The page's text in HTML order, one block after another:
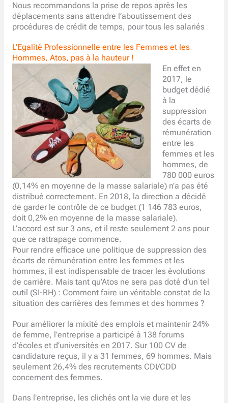
Nous recommandons la prise de repos après les
déplacements sans attendre l’aboutissement des
procédures de crédit de temps, pour tous les salariés
L’Egalité Professionnelle entre les Femmes et les
Hommes, Atos, pas à la hauteur !
En effet en
2017, le
budget dédié
à la
suppression
des écarts de
rémunération
entre les
femmes et les
hommes, de
780 000 euros
(0,14% en moyenne de la masse salariale) n’a pas été
distribué correctement. En 2018, la direction a décidé
de garder le contrôle de ce budget (1 146 783 euros,
doit 0,2% en moyenne de la masse salariale).
L’accord est sur 3 ans, et il reste seulement 2 ans pour
que ce rattrapage commence.
Pour rendre efficace une politique de suppression des
écarts de rémunération entre les femmes et les
hommes, il est indispensable de tracer les évolutions
de carrière. Mais tant qu’Atos ne sera pas doté d’un tel
outil (SI-RH) : Comment faire un véritable constat de la
situation des carrières des femmes et des hommes ?
Pour améliorer la mixité des emplois et maintenir 24%
de femme, l’entreprise a participé à 138 forums
d’écoles et d’universités en 2017. Sur 100 CV de
candidature reçus, il y a 31 femmes, 69 hommes. Mais
seulement 26,4% des recrutements CDI/CDD
concernent des femmes.
Dans l’entreprise, les clichés ont la vie dure et les